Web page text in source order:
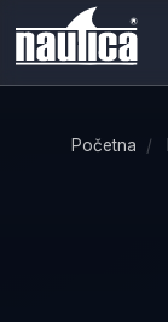
Početna /